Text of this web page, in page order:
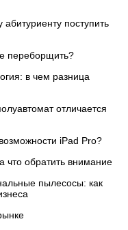
поступить
переборщить?
в чем разница
отличается
iPad Pro?
что обратить внимание
пылесосы: как